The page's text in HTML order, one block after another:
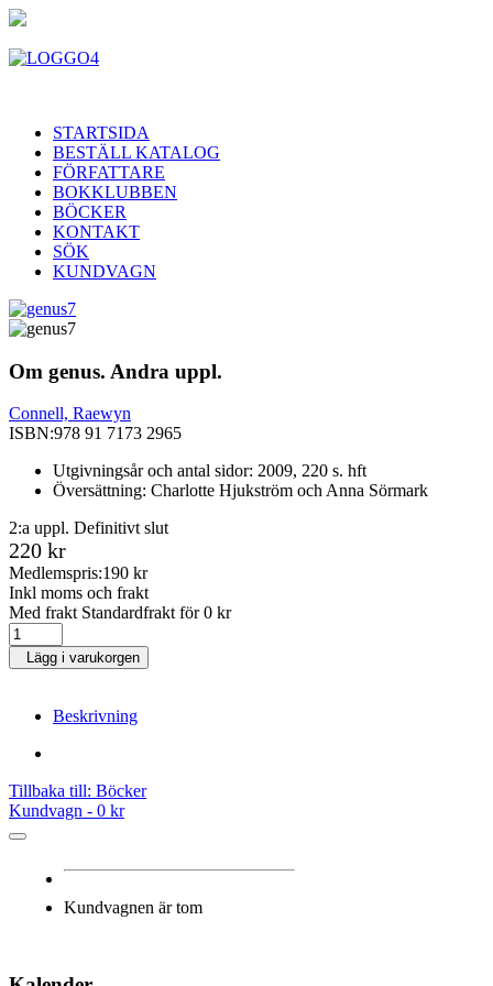
STARTSIDA
BESTÄLL KATALOG
FÖRFATTARE
BOKKLUBBEN
BÖCKER
KONTAKT
SÖK
KUNDVAGN
Om genus. Andra uppl.
Connell, Raewyn
ISBN:978 91 7173 2965
Utgivningsår och antal sidor: 2009, 220 s. hft
Översättning: Charlotte Hjukström och Anna Sörmark
2:a uppl. Definitivt slut
220 kr
Medlemspris:190 kr
Inkl moms och frakt
Med frakt Standardfrakt för 0 kr
Lägg i varukorgen
Beskrivning
Tillbaka till: Böcker
Kundvagn - 0 kr
Kundvagnen är tom